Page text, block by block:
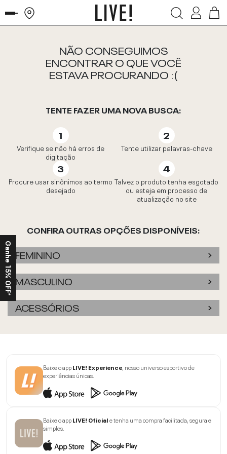
NÃO CONSEGUIMOS
ENCONTRAR O QUE VOCÊ
ESTAVA PROCURANDO :(
TENTE FAZER UMA NOVA BUSCA:
Verifique se não há erros de
digitação
Tente utilizar palavras-chave
Procure usar sinônimos ao termo
desejado
Talvez o produto tenha esgotado
ou esteja em processo de
atualização no site
CONFIRA OUTRAS OPÇÕES DISPONÍVEIS:
FEMININO
MASCULINO
ACESSÓRIOS
Baixe o appLIVE! Experience, nosso universo esportivo de
experiências únicas.
Baixe o appLIVE! Oficiale tenha uma compra facilitada, segura e
simples.
Ganhe 15% OFF*